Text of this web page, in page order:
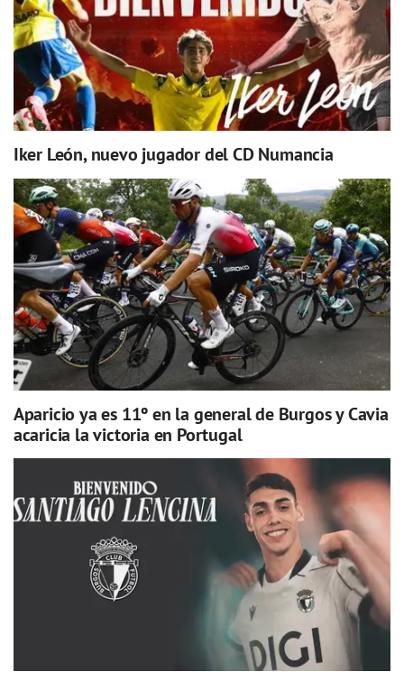
Iker León, nuevo jugador del CD Numancia
Aparicio ya es 11º en la general de Burgos y Cavia
acaricia la victoria en Portugal